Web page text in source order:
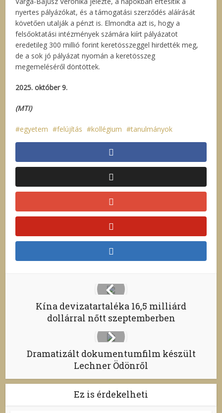
nyertes pályázókat, és a támogatási szerződés aláírását
követően utalják a pénzt is. Elmondta azt is, hogy a
felsőoktatási intézmények számára kiírt pályázatot
eredetileg 300 millió forint keretösszeggel hirdették meg,
de a sok jó pályázat nyomán a keretösszeg
megemeléséről döntöttek.
2025. október 9.
(MTI)
egyetem felújítás kollégium tanulmányok
Kína devizatartaléka 16,5 milliárd
dollárral nőtt szeptemberben
Dramatizált dokumentumfilm készült
Lechner Ödönről
Ez is érdekelheti